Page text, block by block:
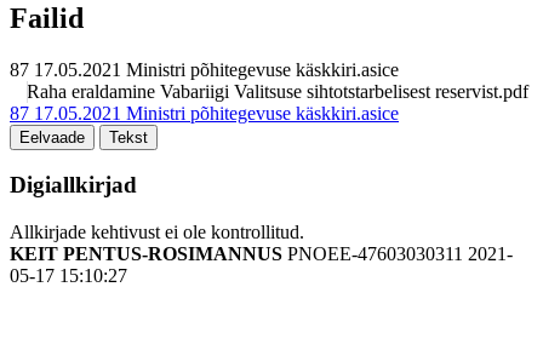
Failid
87 17.05.2021 Ministri põhitegevuse käskkiri.asice
Raha eraldamine Vabariigi Valitsuse sihtotstarbelisest reservist.pdf
87 17.05.2021 Ministri põhitegevuse käskkiri.asice
Eelvaade Tekst
Digiallkirjad
Allkirjade kehtivust ei ole kontrollitud.
KEIT PENTUS-ROSIMANNUS PNOEE-47603030311 2021-
05-17 15:10:27